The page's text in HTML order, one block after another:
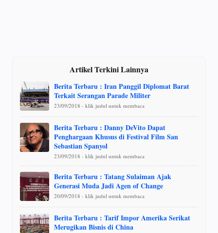
Artikel Terkini Lainnya
Berita Terbaru : Iran Panggil Diplomat Barat
Terkait Serangan Parade Militer
23/09/2018 - klik judul untuk membaca
Berita Terbaru : Danny DeVito Dapat
Penghargaan Khusus di Festival Film San
Sebastian Spanyol
23/09/2018 - klik judul untuk membaca
Berita Terbaru : Tatang Sulaiman Ajak
Generasi Muda Jadi Agen of Change
20/09/2018 - klik judul untuk membaca
Berita Terbaru : Tarif Impor Amerika Serikat
Merugikan Bisnis di China